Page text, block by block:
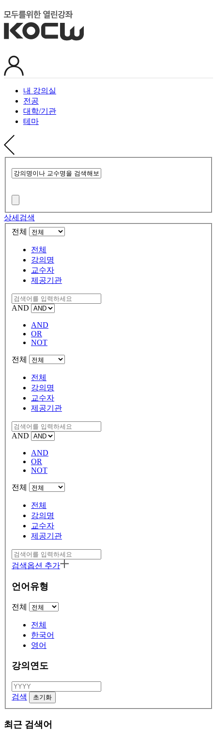
내 강의실
전공
대학/기관
테마
상세검색
전체
전체
강의명
교수자
제공기관
AND
AND
OR
NOT
전체
전체
강의명
교수자
제공기관
AND
AND
OR
NOT
전체
전체
강의명
교수자
제공기관
검색옵션 추가
언어유형
전체
전체
한국어
영어
강의연도
검색
최근 검색어